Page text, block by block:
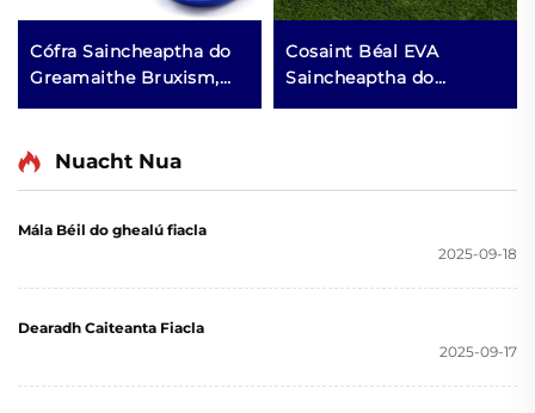
Cófra Saincheaptha do
Greamaithe Bruxism,
Cófra Béime do
Chruachadh Denthá um
Cosaint Béal EVA
Saincheaptha do
Phiocaireacht Peile,
Chnaipíocht Fiacla
Nuacht Nua
Mála Béil do ghealú fiacla
2025-09-18
Dearadh Caiteanta Fiacla
2025-09-17